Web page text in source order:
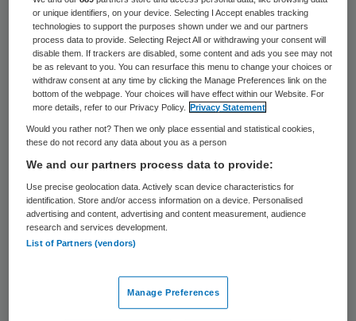
aansprakelijk te stellen voor eventuele
consequenties van hun plotselinge
opstappen vorige maand.
Daardoor had het Laurentius Ziekenhuis
opeens geen raad van toezicht meer, kon
geen tweede bestuurder aanstellen en was
het conflict enkele dagen geleden
aanleiding voor de Inspectie
Gezondheidszorg en Jeugdzorg (IGJ) om
het ziekenhuis zes maanden onder
Weijers is ontstemd over het gedrag van de
raad van toezicht: “Ik vind het
or unique identifiers, on your device. Selecting I Accept enables tracking
technologies to support the purposes shown under we and our partners
process data to provide. Selecting Reject All or withdrawing your consent will
disable them. If trackers are disabled, some content and ads you see may not
be as relevant to you. You can resurface this menu to change your choices or
withdraw consent at any time by clicking the Manage Preferences link on the
bottom of the webpage. Your choices will have effect within our Website. For
more details, refer to our Privacy Policy.
Privacy Statement
Would you rather not? Then we only place essential and statistical cookies,
these do not record any data about you as a person
We and our partners process data to provide:
Use precise geolocation data. Actively scan device characteristics for
identification. Store and/or access information on a device. Personalised
advertising and content, advertising and content measurement, audience
research and services development.
List of Partners (vendors)
Manage Preferences